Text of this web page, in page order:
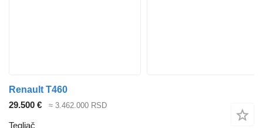
Renault T460
29.500 €
≈ 3.462.000 RSD
Tegljač